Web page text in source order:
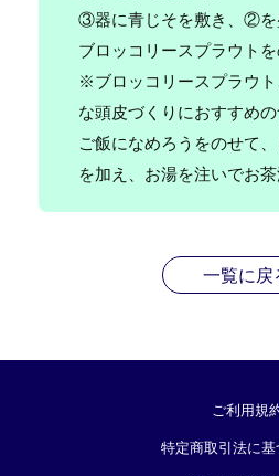
③器に青じそを敷き、②を
ブロッコリースプラウトを
※ブロッコリースプラウ
な頭皮づくりにおすすめの
ご飯になめろうをのせて
を加え、お湯を注いでお
一覧に戻
ご利用規
特定商取引法に